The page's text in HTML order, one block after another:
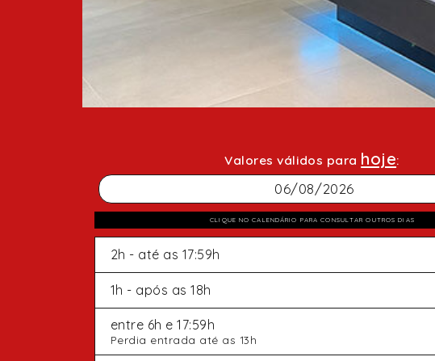
Valores válidos para hoje:
CLIQUE NO CALENDÁRIO PARA CONSULTAR OUTROS DIAS
2h - até as 17:59h
1h - após as 18h
entre 6h e 17:59h
Perdia entrada até as 13h